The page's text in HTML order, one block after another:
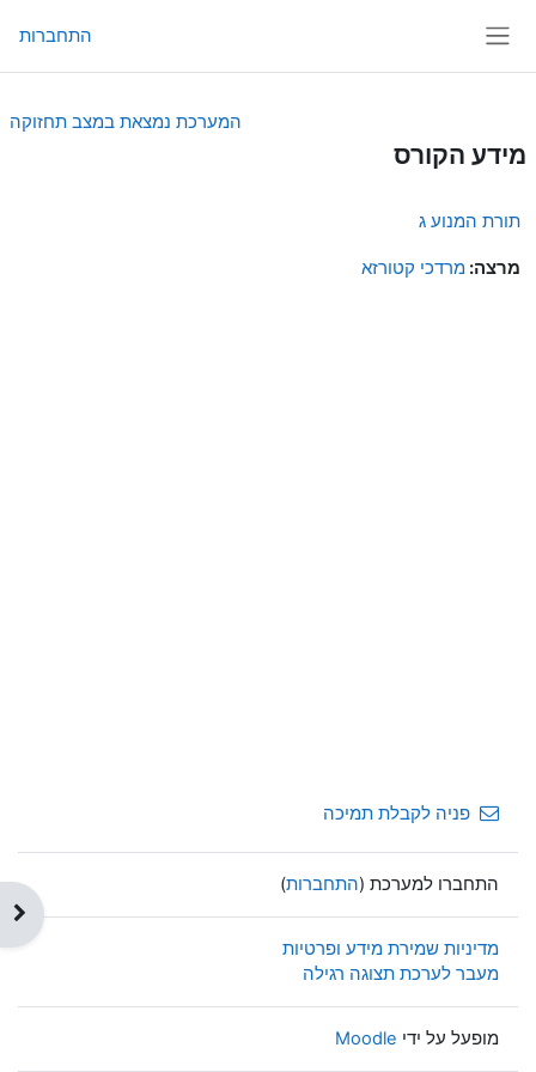
התחברות
המערכת נמצאת במצב תחזוקה
מידע הקורס
תורת המנוע ג
מרצה: מרדכי קטורזא
פניה לקבלת תמיכה
התחברו למערכת (התחברות)
מדיניות שמירת מידע ופרטיות
מעבר לערכת תצוגה רגילה
מופעל על ידי Moodle